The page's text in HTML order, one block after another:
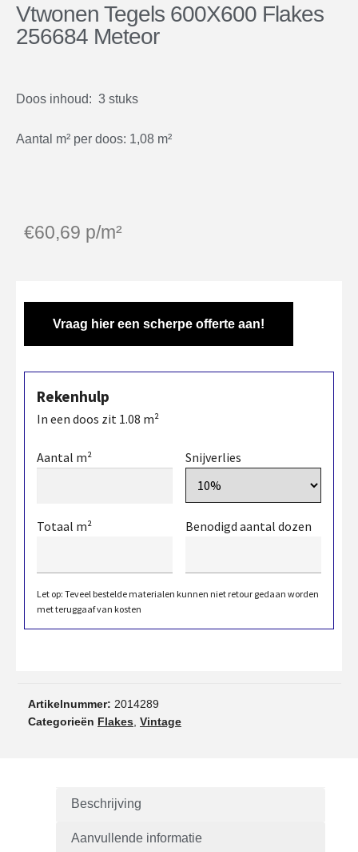
Vtwonen Tegels 600X600 Flakes
256684 Meteor
Doos inhoud: 3 stuks
Aantal m² per doos: 1,08 m²
€60,69 p/m²
Vraag hier een scherpe offerte aan!
Rekenhulp
In een doos zit 1.08 m²
Aantal m² Snijverlies
Totaal m² Benodigd aantal dozen
Let op: Teveel bestelde materialen kunnen niet retour gedaan worden
met teruggaaf van kosten
Artikelnummer: 2014289
Categorieën Flakes Vintage
Beschrijving
Aanvullende informatie